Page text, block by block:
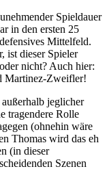
Spieldauer
in den ersten 25
Mittelfeld.
ist dieser Spieler
nicht? Auch hier:
Martinez-Zweifler!
jeglicher
tragendere Rolle
(ohnehin wäre
Thomas wird das eh
(in dieser
Szenen